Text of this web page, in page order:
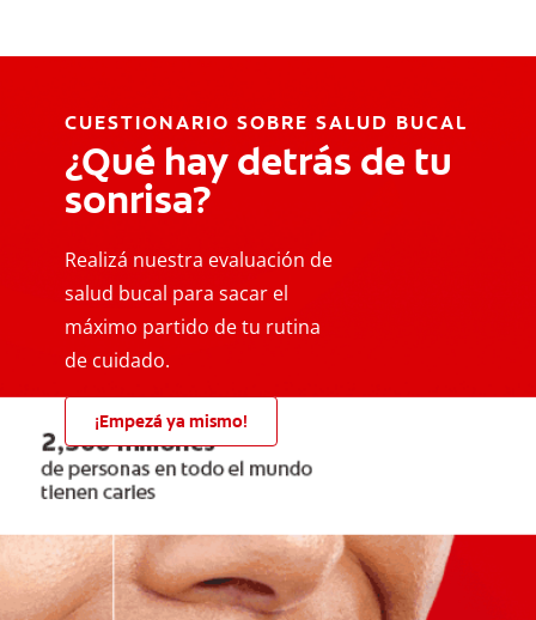
CUESTIONARIO SOBRE SALUD BUCAL
¿Qué hay detrás de tu
sonrisa?
Realizá nuestra evaluación de
salud bucal para sacar el
máximo partido de tu rutina
de cuidado.
¡Empezá ya mismo!